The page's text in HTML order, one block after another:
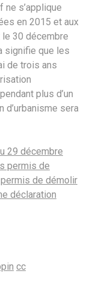
s’applique
en 2015 et aux
le 30 décembre
signifie que les
de trois ans
plus d’un
d’urbanisme sera
29 décembre
permis de
de démolir
déclaration
cc